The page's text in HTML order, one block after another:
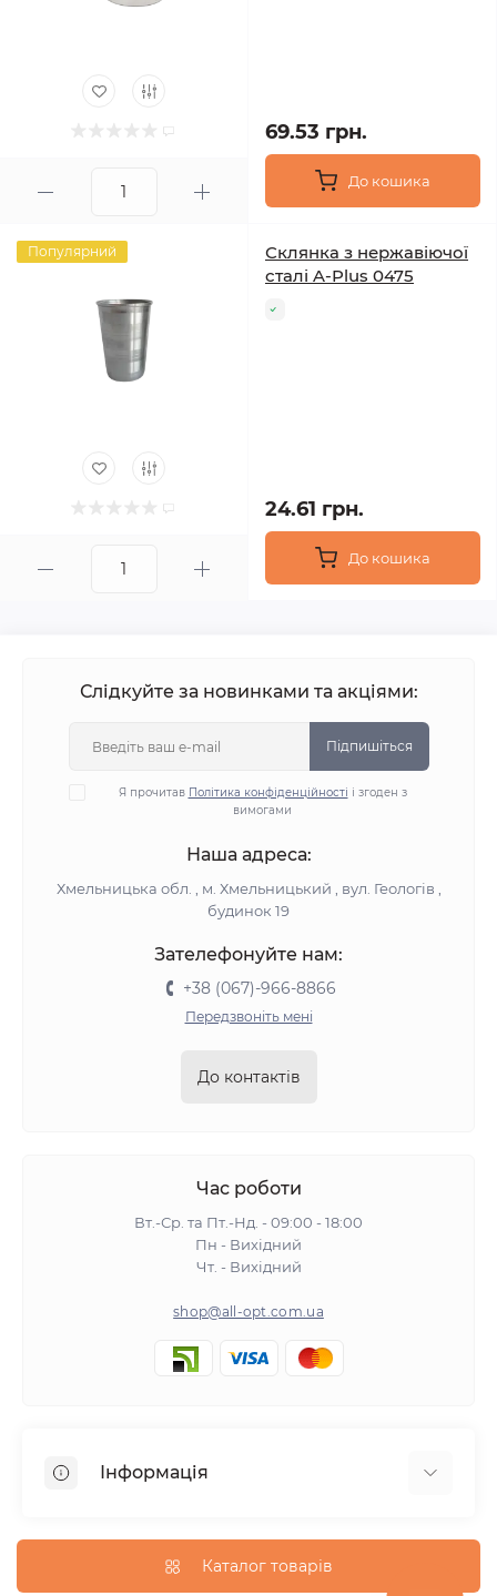
69.53 грн.
До кошика
Популярний
Склянка з нержавіючої
сталі A-Plus 0475
24.61 грн.
До кошика
Слідкуйте за новинками та акціями:
Підпишіться
Я прочитав Політика конфіденційності і згоден з
вимогами
Наша адреса:
Хмельницька обл. , м. Хмельницький , вул. Геологів ,
будинок 19
Зателефонуйте нам:
+38 (067)-966-8866
Передзвоніть мені
До контактів
Час роботи
Вт.-Ср. та Пт.-Нд. - 09:00 - 18:00
Пн - Вихідний
Чт. - Вихідний
shop@all-opt.com.ua
Інформація
Оплата та доставка Каталог товарів